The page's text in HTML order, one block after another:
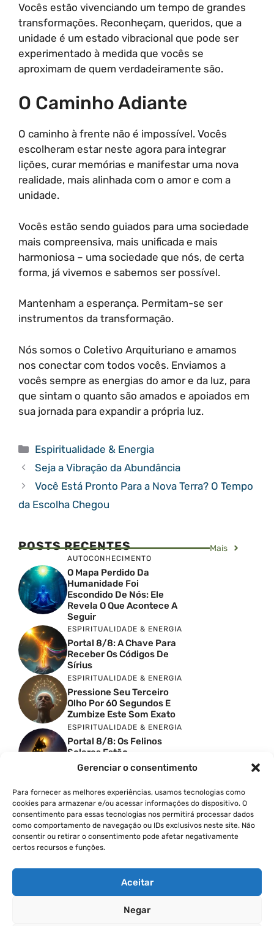
Gerenciar o consentimento
Para fornecer as melhores experiências, usamos tecnologias como
cookies para armazenar e/ou acessar informações do dispositivo. O
consentimento para essas tecnologias nos permitirá processar dados
como comportamento de navegação ou IDs exclusivos neste site. Não
consentir ou retirar o consentimento pode afetar negativamente
certos recursos e funções.
Aceitar
Negar
Vocês estão vivenciando um tempo de grandes
transformações. Reconheçam, queridos, que a
unidade é um estado vibracional que pode ser
experimentado à medida que vocês se
aproximam de quem verdadeiramente são.
O Caminho Adiante
O caminho à frente não é impossível. Vocês
escolheram estar neste agora para integrar
lições, curar memórias e manifestar uma nova
realidade, mais alinhada com o amor e com a
unidade.
Vocês estão sendo guiados para uma sociedade
mais compreensiva, mais unificada e mais
harmoniosa – uma sociedade que nós, de certa
forma, já vivemos e sabemos ser possível.
Mantenham a esperança. Permitam-se ser
instrumentos da transformação.
Nós somos o Coletivo Arquituriano e amamos
nos conectar com todos vocês. Enviamos a
vocês sempre as energias do amor e da luz, para
que sintam o quanto são amados e apoiados em
sua jornada para expandir a própria luz.
Categorias
Espiritualidade & Energia
Seja a Vibração da Abundância
Você Está Pronto Para a Nova Terra? O Tempo
da Escolha Chegou
POSTS RECENTES Mais
AUTOCONHECIMENTO
O Mapa Perdido Da
Humanidade Foi
Escondido De Nós: Ele
Revela O Que Acontece A
Seguir
ESPIRITUALIDADE & ENERGIA
Portal 8/8: A Chave Para
Receber Os Códigos De
Sírius
ESPIRITUALIDADE & ENERGIA
Pressione Seu Terceiro
Olho Por 60 Segundos E
Zumbize Este Som Exato
ESPIRITUALIDADE & ENERGIA
Portal 8/8: Os Felinos
Solares Estão
Despertando Antigas
Memórias
Urgente: Portal 8/8 Abre
Uma Nova Onda De
Despertar Em Massa
FINANÇAS COM PROPÓSITO
Como Cobrar Mais Pelo
Passo